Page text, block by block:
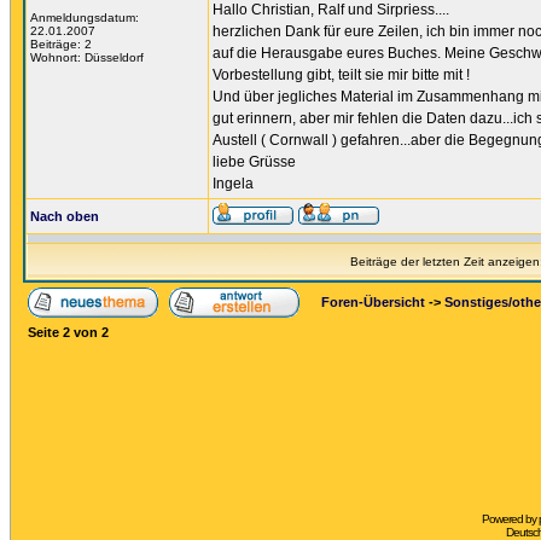
Anmeldungsdatum:
22.01.2007
Beiträge: 2
Wohnort: Düsseldorf
Hallo Christian, Ralf und Sirpriess....
herzlichen Dank für eure Zeilen, ich bin immer
auf die Herausgabe eures Buches. Meine
Vorbestellung gibt, teilt sie mir bitte mit !
Und über jegliches Material im Zusammenhang
gut erinnern, aber mir fehlen die Daten
Austell ( Cornwall ) gefahren...aber die
liebe Grüsse
Ingela
Nach oben
Beiträge der letzten Zeit
Foren-Übersicht -> Sonstiges/
Seite 2 von 2
Powered by